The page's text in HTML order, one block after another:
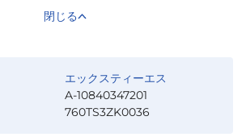
閉じる
エックスティーエス
A-10840347201
760TS3ZK0036